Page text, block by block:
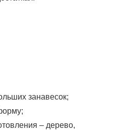
занавесок;
– дерево,